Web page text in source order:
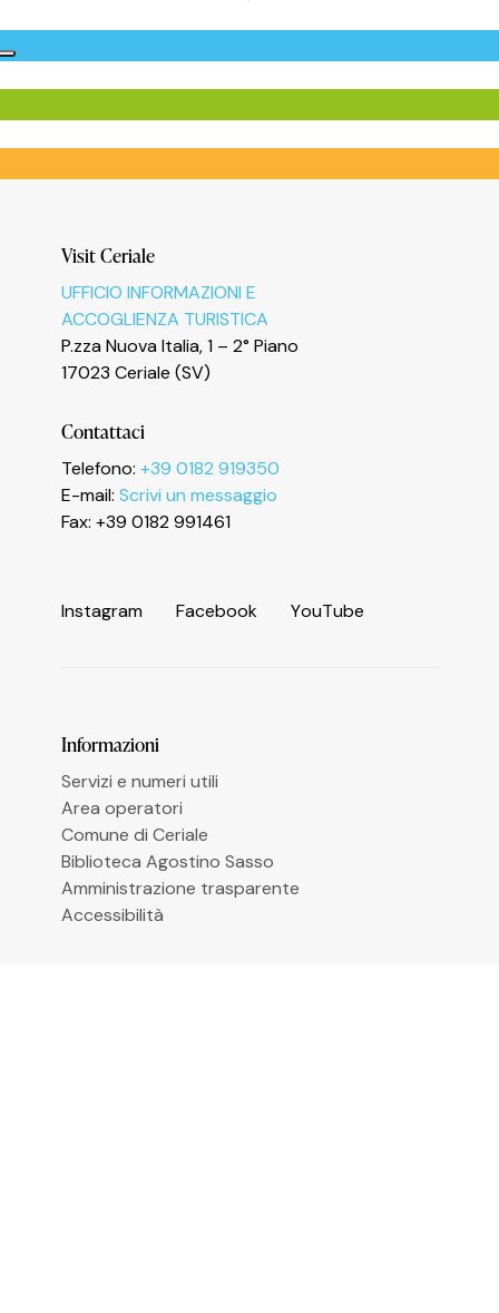
Visit Ceriale
UFFICIO INFORMAZIONI E
ACCOGLIENZA TURISTICA
P.zza Nuova Italia, 1 – 2° Piano
17023 Ceriale (SV)
Contattaci
Telefono: +39 0182 919350
E-mail: Scrivi un messaggio
Fax: +39 0182 991461
Instagram Facebook YouTube
Informazioni
Servizi e numeri utili
Area operatori
Comune di Ceriale
Biblioteca Agostino Sasso
Amministrazione trasparente
Accessibilità